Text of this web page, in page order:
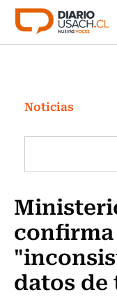
Click acá para ir
Investigación
Cultura
Programas
Noticias
datos